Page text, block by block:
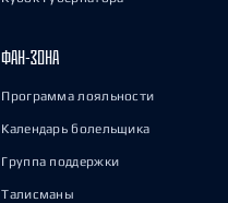
ФАН-ЗОНА
Программа лояльности
Календарь болельщика
Группа поддержки
Талисманы